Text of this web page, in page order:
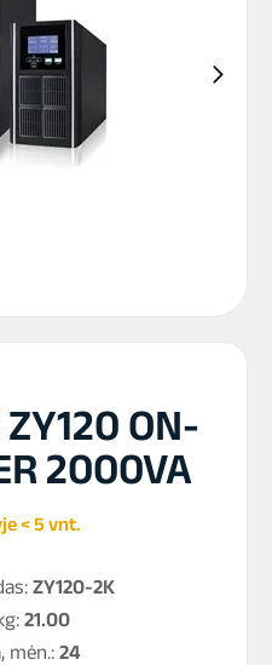
ZY120 ON-
2000VA
< 5 vnt.
ZY120-2K
21.00
mėn.: 24